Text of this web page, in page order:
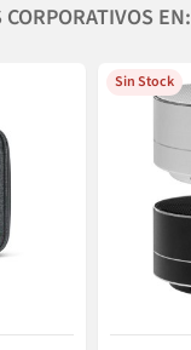
EN:
Sin Stock